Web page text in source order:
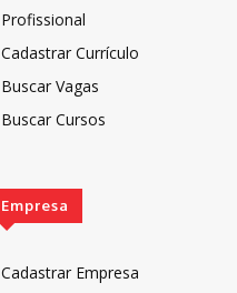
Profissional
Cadastrar Currículo
Buscar Vagas
Buscar Cursos
Empresa
Cadastrar Empresa